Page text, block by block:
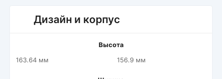
Дизайн и корпус
Высота
163.64 мм
156.9 мм